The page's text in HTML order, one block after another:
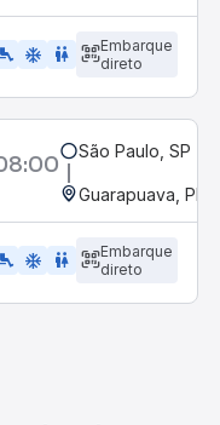
ac_unit WC
Embarque
direto
São Paulo, SP -
Guarapuava, PR
ac_unit wc
Embarque
direto